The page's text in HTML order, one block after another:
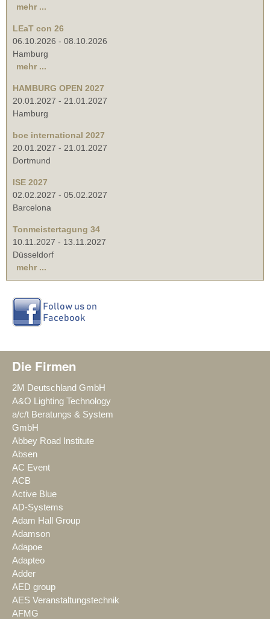
mehr ...
LEaT con 26
06.10.2026 - 08.10.2026
Hamburg
mehr ...
HAMBURG OPEN 2027
20.01.2027 - 21.01.2027
Hamburg
boe international 2027
20.01.2027 - 21.01.2027
Dortmund
ISE 2027
02.02.2027 - 05.02.2027
Barcelona
Tonmeistertagung 34
10.11.2027 - 13.11.2027
Düsseldorf
mehr ...
Die Firmen
2M Deutschland GmbH
A&O Lighting Technology
a/c/t Beratungs & System
GmbH
Abbey Road Institute
Absen
AC Event
ACB
Active Blue
AD-Systems
Adam Hall Group
Adamson
Adapoe
Adapteo
Adder
AED group
AES Veranstaltungstechnik
AFMG